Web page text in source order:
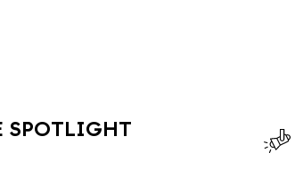
SPOTLIGHT